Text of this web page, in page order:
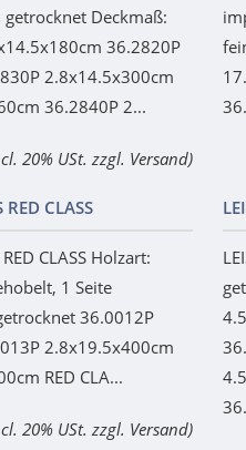
Deckmaß:
36.2820P
2.8x14.5x300cm
36.2840P 2...
20% USt. zzgl. Versand)
RED CLASS
RED CLASS Holzart:
1 Seite
36.0012P
2.8x19.5x400cm
RED CLA...
20% USt. zzgl. Versand)